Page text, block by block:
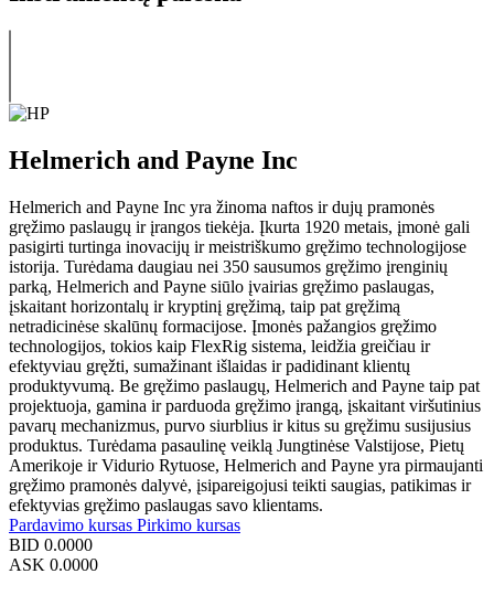
Helmerich and Payne Inc
Helmerich and Payne Inc yra žinoma naftos ir dujų pramonės
gręžimo paslaugų ir įrangos tiekėja. Įkurta 1920 metais, įmonė gali
pasigirti turtinga inovacijų ir meistriškumo gręžimo technologijose
istorija. Turėdama daugiau nei 350 sausumos gręžimo įrenginių
parką, Helmerich and Payne siūlo įvairias gręžimo paslaugas,
įskaitant horizontalų ir kryptinį gręžimą, taip pat gręžimą
netradicinėse skalūnų formacijose. Įmonės pažangios gręžimo
technologijos, tokios kaip FlexRig sistema, leidžia greičiau ir
efektyviau gręžti, sumažinant išlaidas ir padidinant klientų
produktyvumą. Be gręžimo paslaugų, Helmerich and Payne taip pat
projektuoja, gamina ir parduoda gręžimo įrangą, įskaitant viršutinius
pavarų mechanizmus, purvo siurblius ir kitus su gręžimu susijusius
produktus. Turėdama pasaulinę veiklą Jungtinėse Valstijose, Pietų
Amerikoje ir Vidurio Rytuose, Helmerich and Payne yra pirmaujanti
gręžimo pramonės dalyvė, įsipareigojusi teikti saugias, patikimas ir
efektyvias gręžimo paslaugas savo klientams.
Pardavimo kursas Pirkimo kursas
BID 0.0000
ASK 0.0000